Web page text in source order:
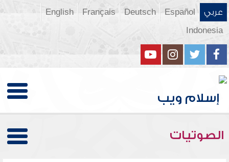
عربي Español
Deutsch
Français
English
Indonesia
الصوتيات